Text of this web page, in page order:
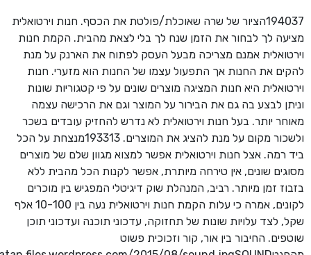
194037הציור של שרה שאוכלת/פולטת את הכסף. חנות וירטואלית
מציעה לך לבחור את הזמן שנח לך בלי לצאת מהבית. הקמת חנות
וירטואלית אמנם מצריכה מבעל העסק לפתוח את הארנק על מנת
להקים את החנות אך התפעול עצמו של החנות הוא מזערי. חנות
וירטואלית היא חנות המציגה מוצרים שונים על פי קטגוריות שונות
וניתן לבצע בה גם את הבירור על המוצר וגם את הרכישה עצמה
מאוחר יותר. בעל חנות וירטואלית לא נדרש להחזיק עובדים בשכר
ולשכור מקום על מנת להציג את המוצרים. 193313מנצחת על הכל
ביד רמה. אצל חנות וירטואלית אפשר למצוא מגוון שלם של מוצרים
מסוגים שונים, אין טירחה מיותרת, אפשר לקנות הכל מהבית ללא
בזבוז זמן מיותר. רביב, המנהלת שוק דיגיטלי המפגיש בין מוכרים
לקונים, אמרה כי עלות הקמת חנות וירטואלית נעה בין 10-100 אלף
שקל, לצד עלויות שונות של תחזוקה, עדכוני תוכנה ועדכוני תוכן
שוטפים. החיבור בין אור, קור וזכוכית פשוט